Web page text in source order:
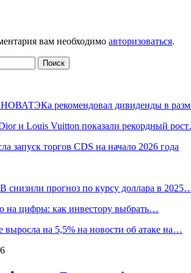
вам необходимо авторизоваться.
НОВАТЭКа рекомендовал дивиденды в
и Louis Vuitton показали рекордный
запуск торгов CDS на начало 2026 года
снизили прогноз по курсу доллара в
на цифры: как инвестору выбрать…
выросла на 5,5% на новости об атаке на…